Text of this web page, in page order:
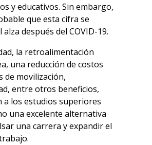
y educativos. Sin embargo,
que esta cifra se
alza después del COVID-19.
la retroalimentación
una reducción de costos
de movilización,
entre otros beneficios,
a los estudios superiores
una excelente alternativa
una carrera y expandir el